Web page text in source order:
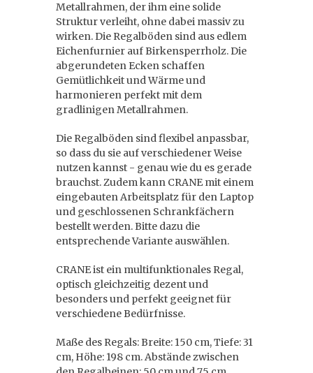
Metallrahmen, der ihm eine solide
Struktur verleiht, ohne dabei massiv zu
wirken. Die Regalböden sind aus edlem
Eichenfurnier auf Birkensperrholz. Die
abgerundeten Ecken schaffen
Gemütlichkeit und Wärme und
harmonieren perfekt mit dem
gradlinigen Metallrahmen.
Die Regalböden sind flexibel anpassbar,
so dass du sie auf verschiedener Weise
nutzen kannst - genau wie du es gerade
brauchst. Zudem kann CRANE mit einem
eingebauten Arbeitsplatz für den Laptop
und geschlossenen Schrankfächern
bestellt werden. Bitte dazu die
entsprechende Variante auswählen.
CRANE ist ein multifunktionales Regal,
optisch gleichzeitig dezent und
besonders und perfekt geeignet für
verschiedene Bedürfnisse.
Maße des Regals: Breite: 150 cm, Tiefe: 31
cm, Höhe: 198 cm. Abstände zwischen